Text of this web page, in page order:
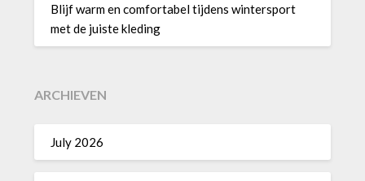
Blijf warm en comfortabel tijdens wintersport
met de juiste kleding
ARCHIEVEN
July 2026